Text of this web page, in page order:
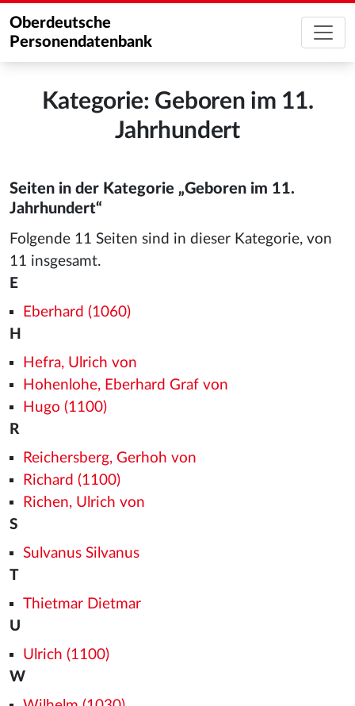
Oberdeutsche
Personendatenbank
Kategorie: Geboren im 11.
Jahrhundert
Seiten in der Kategorie „Geboren im 11.
Jahrhundert“
Folgende 11 Seiten sind in dieser Kategorie, von
11 insgesamt.
E
Eberhard (1060)
H
Hefra, Ulrich von
Hohenlohe, Eberhard Graf von
Hugo (1100)
R
Reichersberg, Gerhoh von
Richard (1100)
Richen, Ulrich von
S
Sulvanus Silvanus
T
Thietmar Dietmar
U
Ulrich (1100)
W